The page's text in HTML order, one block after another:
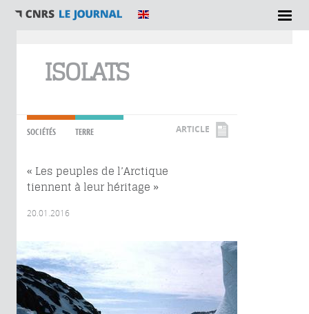
ISOLATS
SOCIÉTÉS TERRE ARTICLE
« Les peuples de l’Arctique
tiennent à leur héritage »
20.01.2016